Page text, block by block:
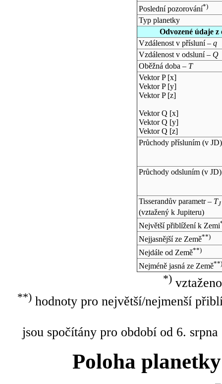
Poslední pozorování*)
Typ planetky
Odvozené údaje
Vzdálenost v přísluní – q
Vzdálenost v odsluní – Q
Oběžná doba – T
Vektor P [x]
Vektor P [y]
Vektor P [z]
Vektor Q [x]
Vektor Q [y]
Vektor Q [z]
Průchody přísluním (v JD)
Průchody odsluním (v JD)
Tisserandův parametr – TJ
(vztažený k Jupiteru)
Největší přiblížení k Zemi
Nejjasnější ze Země**)
Nejdále od Země**)
Nejméně jasná ze Země**)
*)
**)hodnoty pro největší/nejmenší
jsou spočítány pro období od 6.
Poloha